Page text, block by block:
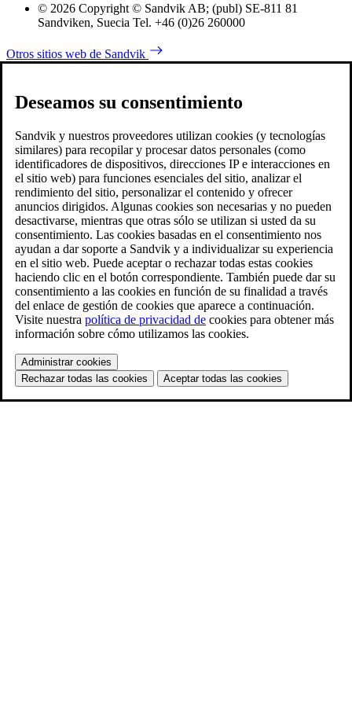
© 2026 Copyright © Sandvik AB; (publ) SE-811 81
Sandviken, Suecia Tel. +46 (0)26 260000
Otros sitios web de Sandvik
Deseamos su consentimiento
Sandvik y nuestros proveedores utilizan cookies (y tecnologías
similares) para recopilar y procesar datos personales (como
identificadores de dispositivos, direcciones IP e interacciones en
el sitio web) para funciones esenciales del sitio, analizar el
rendimiento del sitio, personalizar el contenido y ofrecer
anuncios dirigidos. Algunas cookies son necesarias y no pueden
desactivarse, mientras que otras sólo se utilizan si usted da su
consentimiento. Las cookies basadas en el consentimiento nos
ayudan a dar soporte a Sandvik y a individualizar su experiencia
en el sitio web. Puede aceptar o rechazar todas estas cookies
haciendo clic en el botón correspondiente. También puede dar su
consentimiento a las cookies en función de su finalidad a través
del enlace de gestión de cookies que aparece a continuación.
Visite nuestra política de privacidad de cookies para obtener más
información sobre cómo utilizamos las cookies.
Administrar cookies
Rechazar todas las cookies
Aceptar todas las cookies